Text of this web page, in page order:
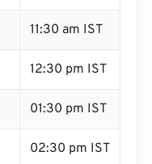
11:30 am IST
12:30 pm IST
01:30 pm IST
02:30 pm IST